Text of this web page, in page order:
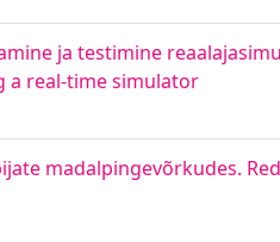
ja testimine
real-time simulator
madalpingevõrkudes.